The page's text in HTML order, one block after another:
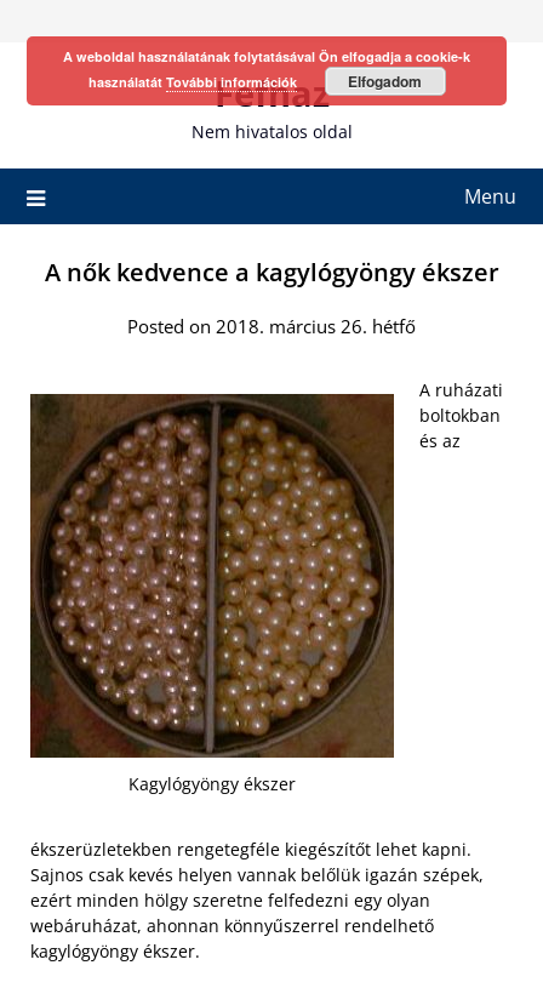
Fefhaz
Nem hivatalos oldal
Menu
A nők kedvence a kagylógyöngy ékszer
Posted on 2018. március 26. hétfő
Kagylógyöngy ékszer
A ruházati
boltokban
és az
ékszerüzletekben rengetegféle kiegészítőt lehet kapni.
Sajnos csak kevés helyen vannak belőlük igazán szépek,
ezért minden hölgy szeretne felfedezni egy olyan
webáruházat, ahonnan könnyűszerrel rendelhető
kagylógyöngy ékszer.
A weboldal használatának folytatásával Ön elfogadja a cookie-k
használatát További információk Elfogadom